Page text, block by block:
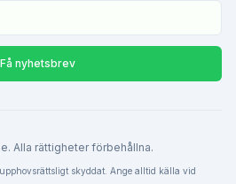
Få nyhetsbrev
Alla rättigheter förbehållna.
skyddat. Ange alltid källa vid